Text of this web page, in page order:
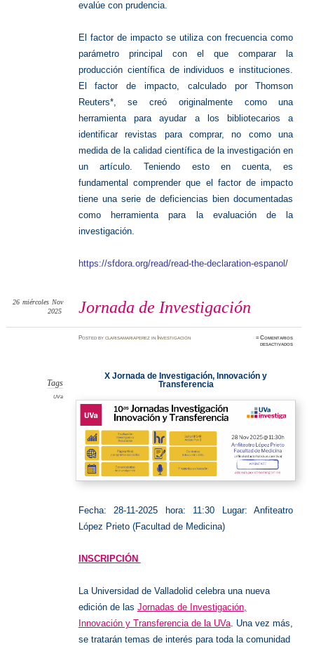
evalúe con prudencia.
El factor de impacto se utiliza con frecuencia como
parámetro principal con el que comparar la
producción científica de individuos e instituciones.
El factor de impacto, calculado por Thomson
Reuters*, se creó originalmente como una
herramienta para ayudar a los bibliotecarios a
identificar revistas para comprar, no como una
medida de la calidad científica de la investigación en
un artículo. Teniendo esto en cuenta, es
fundamental comprender que el factor de impacto
tiene una serie de deficiencias bien documentadas
como herramienta para la evaluación de la
investigación.
https://sfdora.org/read/read-the-declaration-espanol/
Jornada de Investigación
26 miércoles Nov
2025
Postedbyclarisamariaperez inInvestigación ≈Comentarios
desactivadosen
Tags
UVa
X Jornada de Investigación, Innovación y
Transferencia
Fecha: 28-11-2025
hora: 11:30 Lugar: Anfiteatro
López Prieto (Facultad de Medicina)
INSCRIPCIÓN
La Universidad de Valladolid celebra una nueva
edición de las Jornadas de Investigación,
Innovación y Transferencia de la UVa. Una vez más,
se tratarán temas de interés para toda la comunidad